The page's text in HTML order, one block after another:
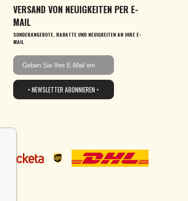
VERSAND VON NEUIGKEITEN PER E-
MAIL
SONDERANGEBOTE, RABATTE UND NEUIGKEITEN AN IHRE E-
MAIL
• NEWSLETTER ABONNIEREN •